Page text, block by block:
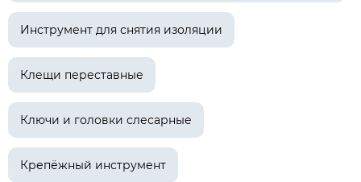
Инструмент для снятия изоляции
Клещи переставные
Ключи и головки слесарные
Крепёжный инструмент